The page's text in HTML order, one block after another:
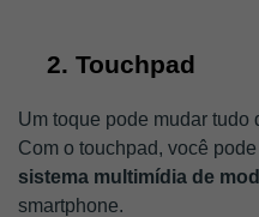
Touchpad
Um toque pode mudar tudo
Com o touchpad, você pode
sistema multimídia de
smartphone.